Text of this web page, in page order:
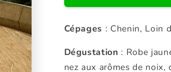
Orange
Orange
Cépages : Chenin, Loin
Dégustation : Robe
nez aux arômes de noix,